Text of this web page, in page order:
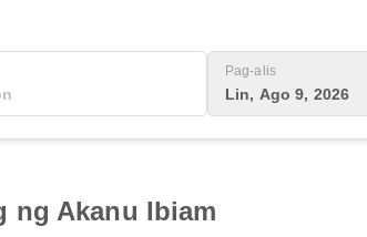
Pag-alis
Lin, Ago 9, 2026
ng Akanu Ibiam